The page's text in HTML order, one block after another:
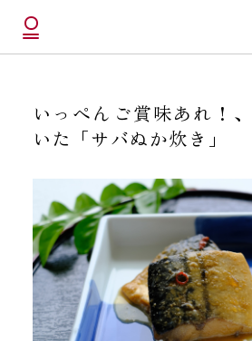
いっぺんご賞味あれ！
いた「サバぬか炊き」